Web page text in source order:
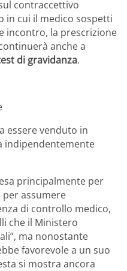
contraccettivo
in cui il medico sospetti
incontro, la prescrizione
anche a
di gravidanza.
essere venduto in
indipendentemente
principalmente per
per assumere
di controllo medico,
che il Ministero
ma nonostante
favorevole a un suo
si mostra ancora